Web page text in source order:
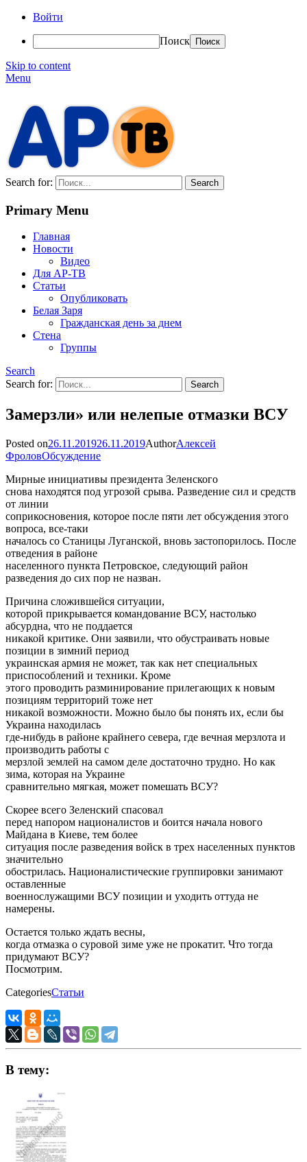
Войти
Поиск
Skip to content
Menu
Search for:
Primary Menu
Главная
Новости
Видео
Для АР-ТВ
Статьи
Опубликовать
Белая Заря
Гражданская день за днем
Стена
Группы
Search
Search for:
Замерзли» или нелепые отмазки ВСУ
Posted on26.11.201926.11.2019AuthorАлексей
ФроловОбсуждение
Мирные инициативы президента Зеленского
снова находятся под угрозой срыва. Разведение сил и средств
от линии
соприкосновения, которое после пяти лет обсуждения этого
вопроса, все-таки
началось со Станицы Луганской, вновь застопорилось. После
отведения в районе
населенного пункта Петровское, следующий район
разведения до сих пор не назван.
Причина сложившейся ситуации,
которой прикрывается командование ВСУ, настолько
абсурдна, что не поддается
никакой критике. Они заявили, что обустраивать новые
позиции в зимний период
украинская армия не может, так как нет специальных
приспособлений и техники. Кроме
этого проводить разминирование прилегающих к новым
позициям территорий тоже нет
никакой возможности. Можно было бы понять их, если бы
Украина находилась
где-нибудь в районе крайнего севера, где вечная мерзлота и
производить работы с
мерзлой землей на самом деле достаточно трудно. Но как
зима, которая на Украине
сравнительно мягкая, может помешать ВСУ?
Скорее всего Зеленский спасовал
перед напором националистов и боится начала нового
Майдана в Киеве, тем более
ситуация после разведения войск в трех населенных пунктов
значительно
обострилась. Националистические группировки занимают
оставленные
военнослужащими ВСУ позиции и уходить оттуда не
намерены.
Остается только ждать весны,
когда отмазка о суровой зиме уже не прокатит. Что тогда
придумают ВСУ?
Посмотрим.
CategoriesСтатьи
В тему: